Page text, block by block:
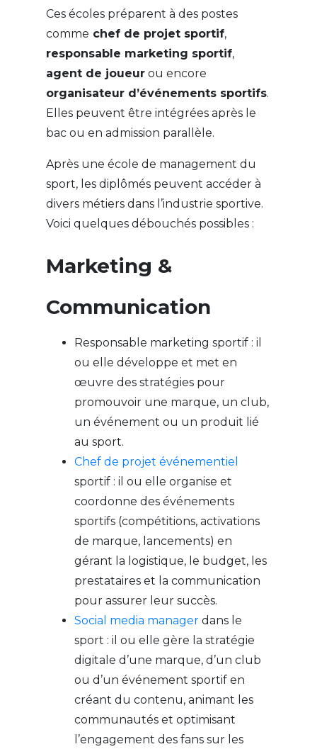
Ces écoles préparent à des postes
comme chef de projet sportif,
responsable marketing sportif,
agent de joueurou encore
organisateur d’événements sportifs.
Elles peuvent être intégrées après le
bac ou en admission parallèle.
Après une école de management du
sport, les diplômés peuvent accéder à
divers métiers dans l’industrie sportive.
Voici quelques débouchés possibles :
Marketing &
Communication
Responsable marketing sportif : il
ou elle développe et met en
œuvre des stratégies pour
promouvoir une marque, un club,
un événement ou un produit lié
au sport.
Chef de projet événementiel
sportif : il ou elle organise et
coordonne des événements
sportifs (compétitions, activations
de marque, lancements) en
gérant la logistique, le budget, les
prestataires et la communication
pour assurer leur succès.
Social media managerdans le
sport : il ou elle gère la stratégie
digitale d’une marque, d’un club
ou d’un événement sportif en
créant du contenu, animant les
communautés et optimisant
l’engagement des fans sur les